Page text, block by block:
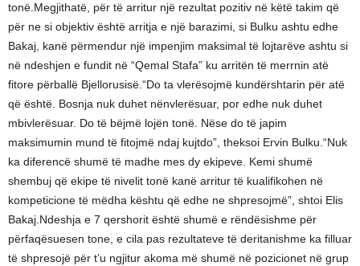
tonë.Megjithatë, për të arritur një rezultat pozitiv në këtë takim që
për ne si objektiv është arritja e një barazimi, si Bulku ashtu edhe
Bakaj, kanë përmendur një impenjim maksimal të lojtarëve ashtu si
në ndeshjen e fundit në “Qemal Stafa” ku arritën të merrnin atë
fitore përballë Bjellorusisë.“Do ta vlerësojmë kundërshtarin për atë
që është. Bosnja nuk duhet nënvlerësuar, por edhe nuk duhet
mbivlerësuar. Do të bëjmë lojën tonë. Nëse do të japim
maksimumin mund të fitojmë ndaj kujtdo”, theksoi Ervin Bulku.“Nuk
ka diferencë shumë të madhe mes dy ekipeve. Kemi shumë
shembuj që ekipe të nivelit tonë kanë arritur të kualifikohen në
kompeticione të mëdha kështu që edhe ne shpresojmë”, shtoi Elis
Bakaj.Ndeshja e 7 qershorit është shumë e rëndësishme për
përfaqësuesen tone, e cila pas rezultateve të deritanishme ka filluar
të shpresojë për t’u ngjitur akoma më shumë në pozicionet në grup